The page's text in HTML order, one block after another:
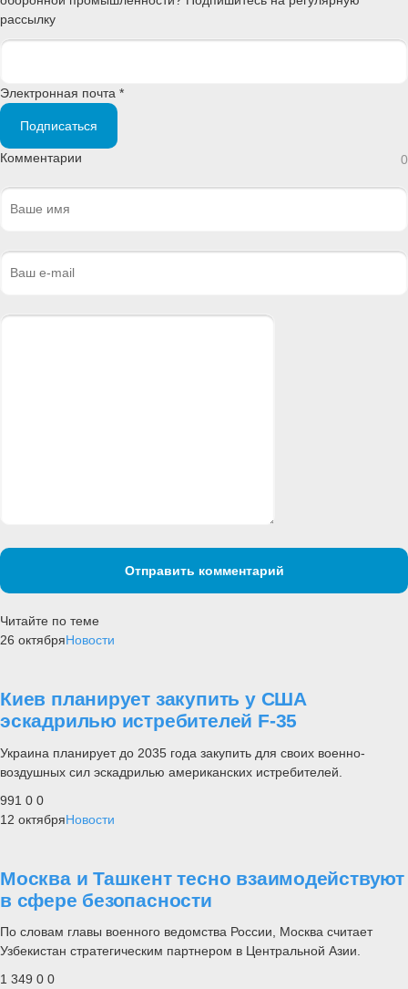
рассылку
Электронная почта *
Подписаться
Комментарии 0
Отправить комментарий
Читайте по теме
26 октябряНовости
Киев планирует закупить у США
эскадрилью истребителей F-35
Украина планирует до 2035 года закупить для своих военно-
воздушных сил эскадрилью американских истребителей.
991 0 0
12 октябряНовости
Москва и Ташкент тесно взаимодействуют
в сфере безопасности
По словам главы военного ведомства России, Москва считает
Узбекистан стратегическим партнером в Центральной Азии.
1 349 0 0